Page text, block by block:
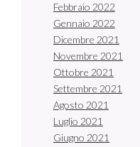
Febbraio 2022
Gennaio 2022
Dicembre 2021
Novembre 2021
Ottobre 2021
Settembre 2021
Agosto 2021
Luglio 2021
Giugno 2021